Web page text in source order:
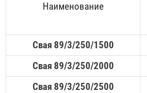
Наименование
Свая 89/3/250/1500
Свая 89/3/250/2000
Свая 89/3/250/2500